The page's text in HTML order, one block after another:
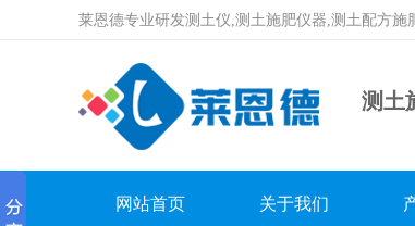
莱恩德专业研发测土仪,测土施肥仪器,测土配方施
测土
网站首页 关于我们